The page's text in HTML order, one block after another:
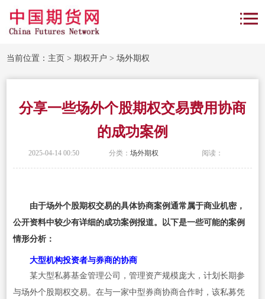
当前位置： 主页 >期权开户 >场外期权
分享一些场外个股期权交易费用协商
的成功案例
2025-04-14 00:50 分类： 场外期权 阅读：
由于场外个股期权交易的具体协商案例通常属于商业机密，
公开资料中较少有详细的成功案例报道。以下是一些可能的案例
情形分析：
大型机构投资者与券商的协商
某大型私募基金管理公司，管理资产规模庞大，计划长期参
与场外个股期权交易。在与一家中型券商协商合作时，该私募凭